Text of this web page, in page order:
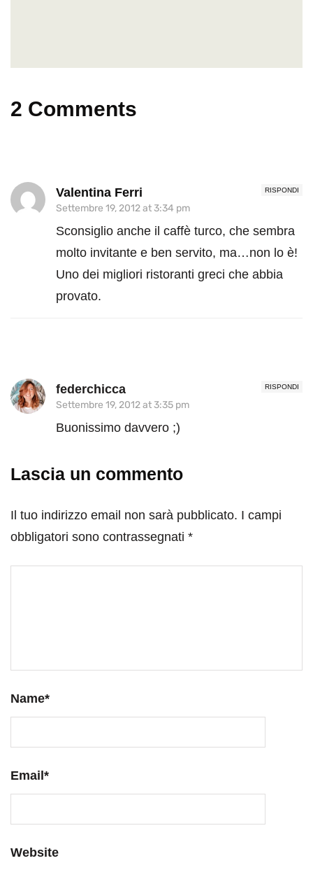
2 Comments
RISPONDI
Valentina Ferri
Settembre 19, 2012 at 3:34 pm
Sconsiglio anche il caffè turco, che sembra
molto invitante e ben servito, ma…non lo è!
Uno dei migliori ristoranti greci che abbia
provato.
RISPONDI
federchicca
Settembre 19, 2012 at 3:35 pm
Buonissimo davvero ;)
Lascia un commento
Il tuo indirizzo email non sarà pubblicato. I campi
obbligatori sono contrassegnati *
Name*
Email *
Website